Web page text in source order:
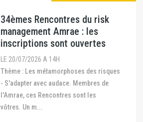
34èmes Rencontres du risk
management Amrae : les
inscriptions sont ouvertes
LE 20/07/2026 A 14H
Thème : Les métamorphoses des risques
- S'adapter avec audace. Membres de
l'Amrae, ces Rencontres sont les
vôtres. Un m...